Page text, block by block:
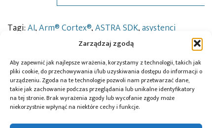
Zarządzaj zgodą
Aby zapewnić jak najlepsze wrażenia, korzystamy z technologii, takich jak
pliki cookie, do przechowywania i/lub uzyskiwania dostępu do informacji o
urządzeniu. Zgoda na te technologie pozwoli nam przetwarzać dane,
takie jak zachowanie podczas przeglądania lub unikalne identyfikatory
na tej stronie. Brak wyrażenia zgody lub wycofanie zgody może
niekorzystnie wpłynąć na niektóre cechy i funkcje.
Tagi:AI,Arm® Cortex®,ASTRA SDK,asystenci
Asystent głosowy AI chmura Codico,
Interakcja multimodalna,języki kontekstowe,
Linux LLM, modele językowe Moonshine , Open
Home Foundation,oprogramowanie,procesor NPU,
przetwarzanie mowy,Retrieval-Augmented
Generation,SI,Smart Building,smart city,SOM,
sterowanie głosowe,sterowanie urządzeniami
Synaptics,SYNAPTICS SL,synteza mowy